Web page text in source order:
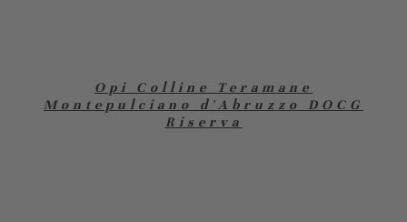
Opi Colline Teramane
Montepulciano d'Abruzzo DOCG
Riserva